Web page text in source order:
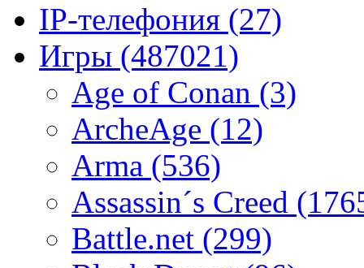
IP-телефония (27)
Игры (487021)
Age of Conan (3)
ArcheAge (12)
Arma (536)
Assassin´s Creed
Battle.net (299)